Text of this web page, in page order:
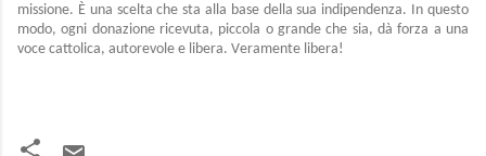
missione. È una scelta che sta alla base della sua indipendenza. In questo
modo, ogni donazione ricevuta, piccola o grande che sia, dà forza a una
voce cattolica, autorevole e libera. Veramente libera!